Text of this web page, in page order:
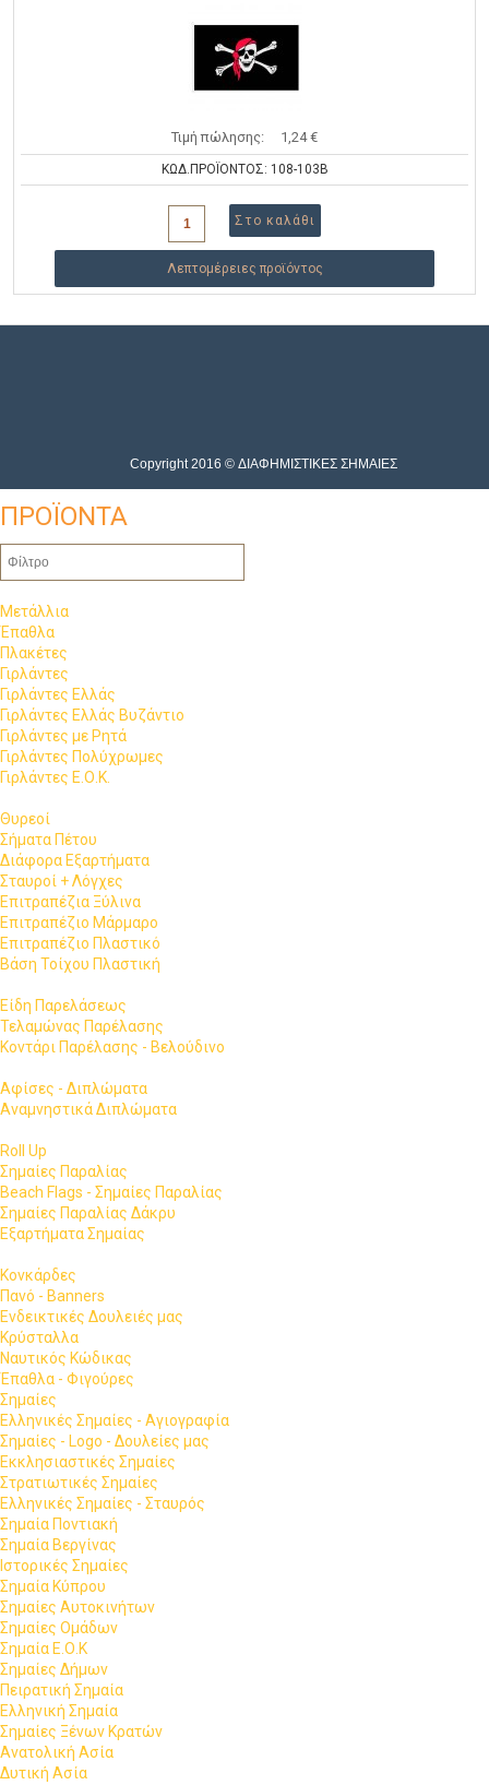
Τιμή πώλησης: 1,24 €
ΚΩΔ.ΠΡΟΪΟΝΤΟΣ: 108-103B
Λεπτομέρειες προϊόντος
Copyright 2016 © ΔΙΑΦΗΜΙΣΤΙΚΕΣ ΣΗΜΑΙΕΣ
ΠΡΟΪΟΝΤΑ
Μετάλλια
Έπαθλα
Πλακέτες
Γιρλάντες
Γιρλάντες Ελλάς
Γιρλάντες Ελλάς Βυζάντιο
Γιρλάντες με Ρητά
Γιρλάντες Πολύχρωμες
Γιρλάντες Ε.Ο.Κ.
Θυρεοί
Σήματα Πέτου
Διάφορα Εξαρτήματα
Σταυροί + Λόγχες
Επιτραπέζια Ξύλινα
Επιτραπέζιο Μάρμαρο
Επιτραπέζιο Πλαστικό
Βάση Τοίχου Πλαστική
Είδη Παρελάσεως
Τελαμώνας Παρέλασης
Κοντάρι Παρέλασης - Βελούδινο
Αφίσες - Διπλώματα
Αναμνηστικά Διπλώματα
Roll Up
Σημαίες Παραλίας
Beach Flags - Σημαίες Παραλίας
Σημαίες Παραλίας Δάκρυ
Εξαρτήματα Σημαίας
Κονκάρδες
Πανό - Banners
Ενδεικτικές Δουλειές μας
Κρύσταλλα
Ναυτικός Κώδικας
Έπαθλα - Φιγούρες
Σημαίες
Ελληνικές Σημαίες - Αγιογραφία
Σημαίες - Logo - Δουλείες μας
Εκκλησιαστικές Σημαίες
Στρατιωτικές Σημαίες
Ελληνικές Σημαίες - Σταυρός
Σημαία Ποντιακή
Σημαία Βεργίνας
Ιστορικές Σημαίες
Σημαία Κύπρου
Σημαίες Αυτοκινήτων
Σημαίες Ομάδων
Σημαία Ε.Ο.Κ
Σημαίες Δήμων
Πειρατική Σημαία
Ελληνική Σημαία
Σημαίες Ξένων Κρατών
Ανατολική Ασία
Δυτική Ασία